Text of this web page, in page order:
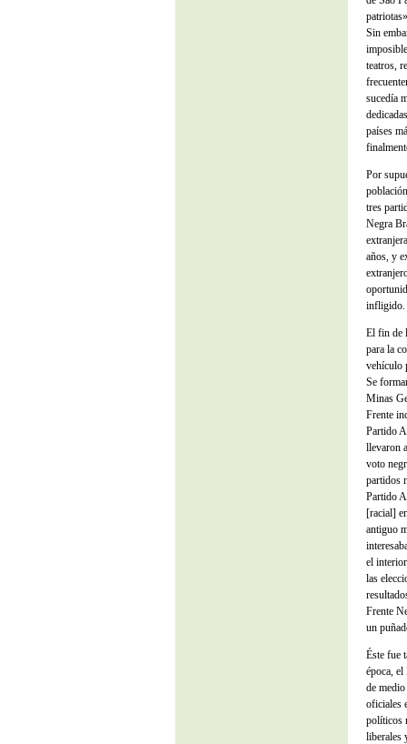
Sin
teatros,
sucedía
países
Por
tres
Negra
años, y
infligido.
El fin de
para la
vehículo
Se
Minas
Frente
Partido
llevaron
voto
partidos
Partido
[racial]
antiguo
el
las
Frente
un
Éste fue
época,
de
oficiales
políticos
liberales